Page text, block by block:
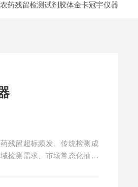
药残留检测试剂胶体金卡冠宇仪器
残留超标频发、传统检测成
检测需求、市场常态化抽检